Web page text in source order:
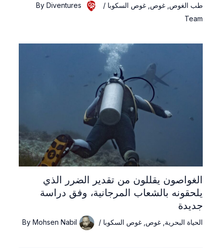
طب الغوص,غوص,غوص السكوبا/
ByDiventures
Team
الغواصون يقللون من تقدير الضرر الذي
يلحقونه بالشعاب المرجانية، وفق دراسة
جديدة
الحياة البحرية, غوص,غوص السكوبا/
ByMohsen Nabil